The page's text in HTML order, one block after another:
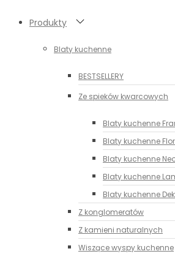
Produkty
Blaty kuchenne
BESTSELLERY
Ze spieków kwarcowych
Blaty kuchenne
Blaty kuchenne
Blaty kuchenne
Blaty kuchenne
Blaty kuchenne
Z konglomeratów
Z kamieni naturalnych
Wiszące wyspy kuchenne